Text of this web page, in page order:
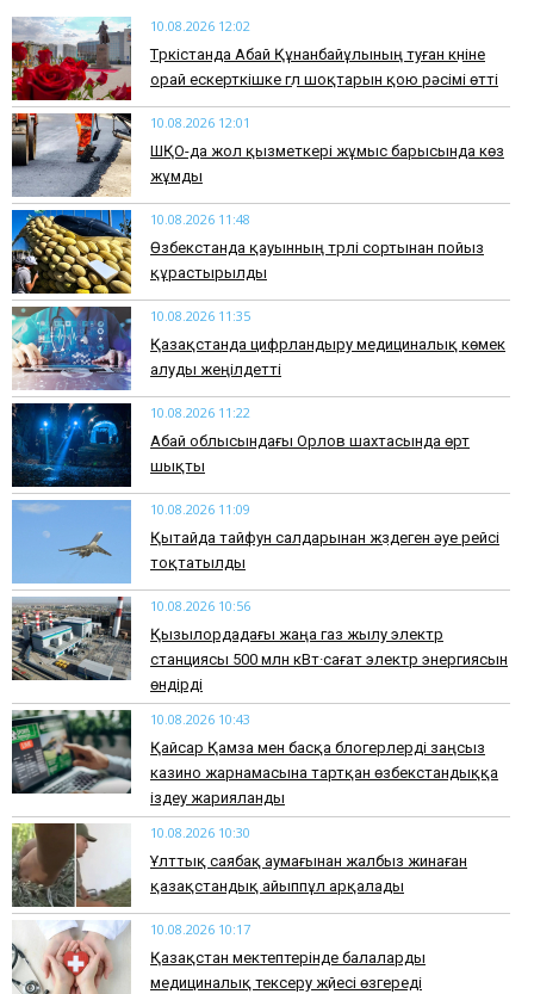
10.08.2026 12:02
Түркістанда Абай Құнанбайұлының туған күніне
орай ескерткішке гүл шоқтарын қою рәсімі өтті
10.08.2026 12:01
ШҚО-да жол қызметкері жұмыс барысында көз
жұмды
10.08.2026 11:48
Өзбекстанда қауынның түрлі сортынан пойыз
құрастырылды
10.08.2026 11:35
Қазақстанда цифрландыру медициналық көмек
алуды жеңілдетті
10.08.2026 11:22
Абай облысындағы Орлов шахтасында өрт
шықты
10.08.2026 11:09
Қытайда тайфун салдарынан жүздеген әуе рейсі
тоқтатылды
10.08.2026 10:56
Қызылордадағы жаңа газ жылу электр
станциясы 500 млн кВт·сағат электр энергиясын
өндірді
10.08.2026 10:43
Қайсар Қамза мен басқа блогерлерді заңсыз
казино жарнамасына тартқан өзбекстандыққа
іздеу жарияланды
10.08.2026 10:30
Ұлттық саябақ аумағынан жалбыз жинаған
қазақстандық айыппұл арқалады
10.08.2026 10:17
Қазақстан мектептерінде балаларды
медициналық тексеру жүйесі өзгереді